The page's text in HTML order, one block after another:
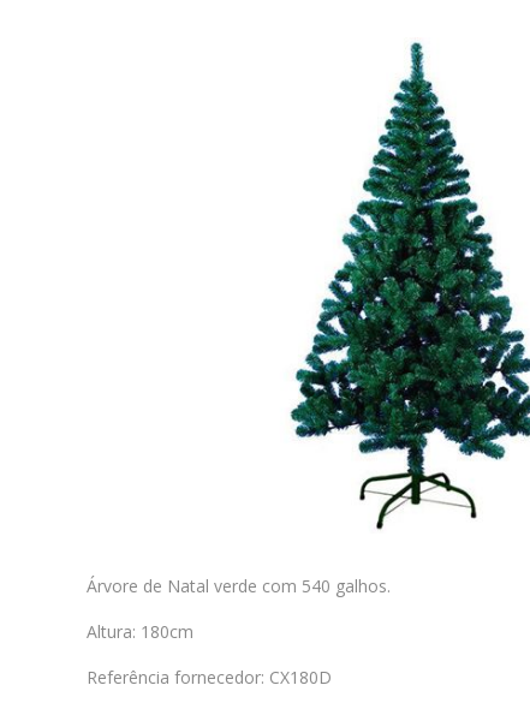
Árvore de Natal verde com 540 galhos.
Altura: 180cm
Referência fornecedor: CX180D